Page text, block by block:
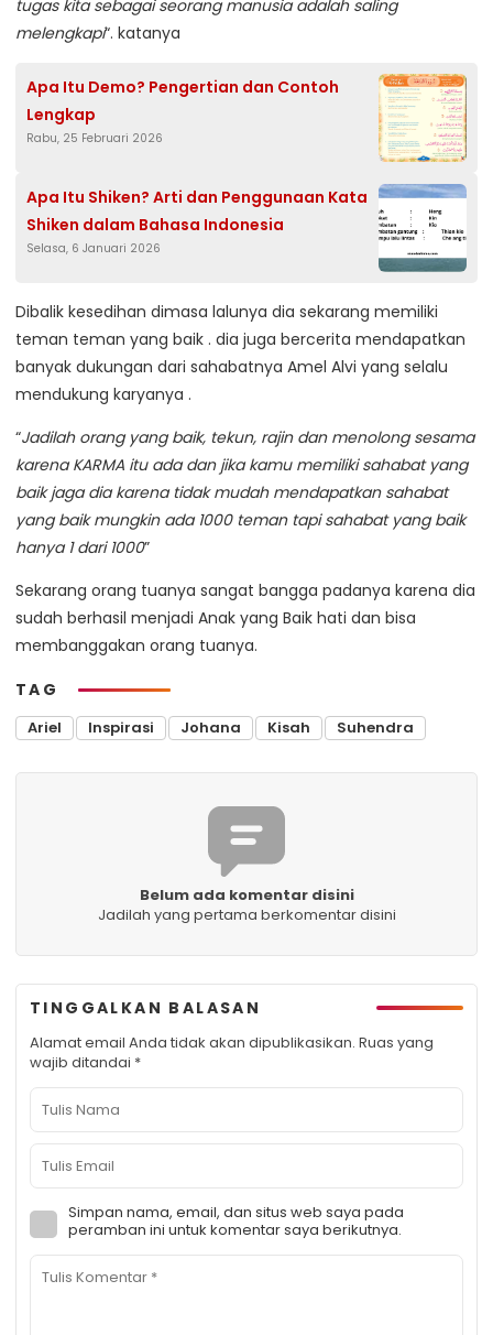
tugas kita sebagai seorang manusia adalah saling
melengkapi“. katanya
Apa Itu Demo? Pengertian dan Contoh
Lengkap
Rabu, 25 Februari 2026
Apa Itu Shiken? Arti dan Penggunaan Kata
Shiken dalam Bahasa Indonesia
Selasa, 6 Januari 2026
Dibalik kesedihan dimasa lalunya dia sekarang memiliki
teman teman yang baik . dia juga bercerita mendapatkan
banyak dukungan dari sahabatnya Amel Alvi yang selalu
mendukung karyanya .
“Jadilah orang yang baik, tekun, rajin dan menolong sesama
karena KARMA itu ada dan jika kamu memiliki sahabat yang
baik jaga dia karena tidak mudah mendapatkan sahabat
yang baik mungkin ada 1000 teman tapi sahabat yang baik
hanya 1 dari 1000”
Sekarang orang tuanya sangat bangga padanya karena dia
sudah berhasil menjadi Anak yang Baik hati dan bisa
membanggakan orang tuanya.
TAG
Ariel Inspirasi Johana Kisah Suhendra
Belum ada komentar disini
Jadilah yang pertama berkomentar disini
TINGGALKAN BALASAN
Alamat email Anda tidak akan dipublikasikan. Ruas yang
wajib ditandai *
Simpan nama, email, dan situs web saya pada
peramban ini untuk komentar saya berikutnya.